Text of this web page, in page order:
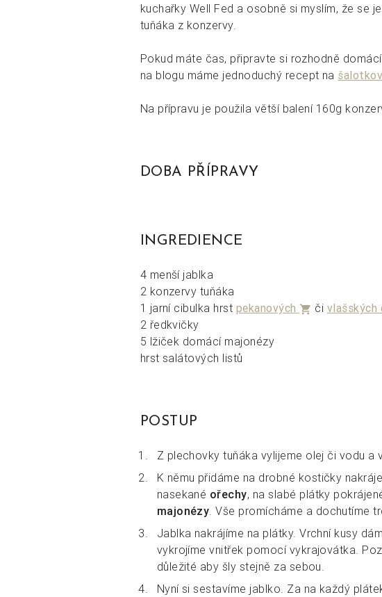
kuchařky Well Fed a osobně si myslím, že se
tuňáka z konzervy.
Pokud máte čas, připravte si rozhodně
na blogu máme jednoduchý recept na
Na přípravu je použila větší balení 160g
DOBA PŘÍPRAVY
INGREDIENCE
4 menší jablka
2 konzervy tuňáka
1 jarní cibulka hrst pekanových shopping_cart či vlašských
2 ředkvičky
5 lžiček domácí majonézy
hrst salátových listů
POSTUP
Z plechovky tuňáka vylijeme olej či vodu a
K němu přidáme na drobné kostičky
nasekané ořechy, na slabé plátky
majonézy. Vše promícháme a dochutíme
Jablka nakrájíme na plátky. Vrchní kusy
vykrojíme vnitřek pomocí vykrajovátka.
důležité aby šly stejně za sebou.
Nyní si sestavíme jablko. Za na každý